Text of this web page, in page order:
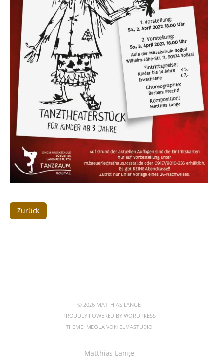
Zurück
© 2026 MATTHIAS LANGE
PROUDLY POWERED BY WORDPRESS
THEME: MEOLA VON ELMASTUDIO
Matthias Lange